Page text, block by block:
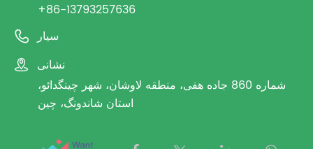
+86-13793257636
 سیار
 نشانی
شماره 860 جاده هفی، منطقه لاوشان، شهر چینگدائو،
استان شاندونگ، چین